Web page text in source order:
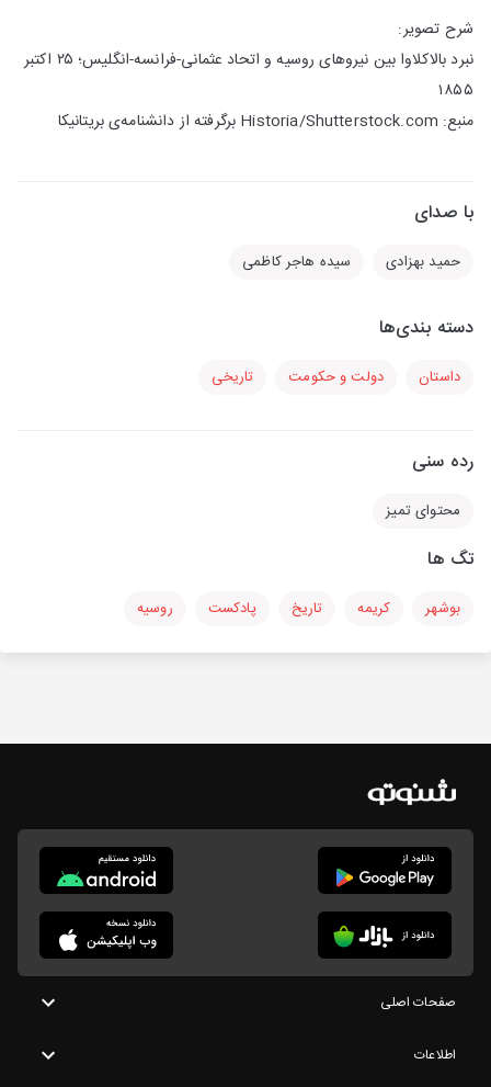
شرح تصویر:
نبرد بالاکلاوا بین نیروهای روسیه و اتحاد عثمانی-فرانسه-انگلیس؛ ۲۵ اکتبر
۱۸۵۵
منبع: Historia/Shutterstock.com برگرفته از دانشنامه‌ی بریتانیکا
با صدای
حمید بهزادی سیده هاجر کاظمی
دسته بندی‌ها
داستان دولت و حکومت تاریخی
رده سنی
محتوای تمیز
تگ ها
بوشهر کریمه تاریخ پادکست روسیه
صفحات اصلی
اطلاعات